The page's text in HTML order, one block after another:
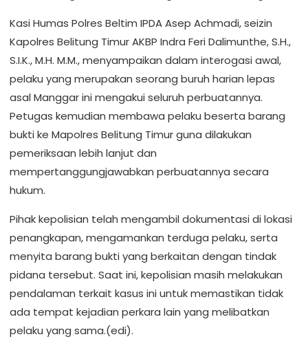
Kasi Humas Polres Beltim IPDA Asep Achmadi, seizin
Kapolres Belitung Timur AKBP Indra Feri Dalimunthe, S.H.,
S.I.K., M.H. M.M., menyampaikan dalam interogasi awal,
pelaku yang merupakan seorang buruh harian lepas
asal Manggar ini mengakui seluruh perbuatannya.
Petugas kemudian membawa pelaku beserta barang
bukti ke Mapolres Belitung Timur guna dilakukan
pemeriksaan lebih lanjut dan
mempertanggungjawabkan perbuatannya secara
hukum.
Pihak kepolisian telah mengambil dokumentasi di lokasi
penangkapan, mengamankan terduga pelaku, serta
menyita barang bukti yang berkaitan dengan tindak
pidana tersebut. Saat ini, kepolisian masih melakukan
pendalaman terkait kasus ini untuk memastikan tidak
ada tempat kejadian perkara lain yang melibatkan
pelaku yang sama.(edi).